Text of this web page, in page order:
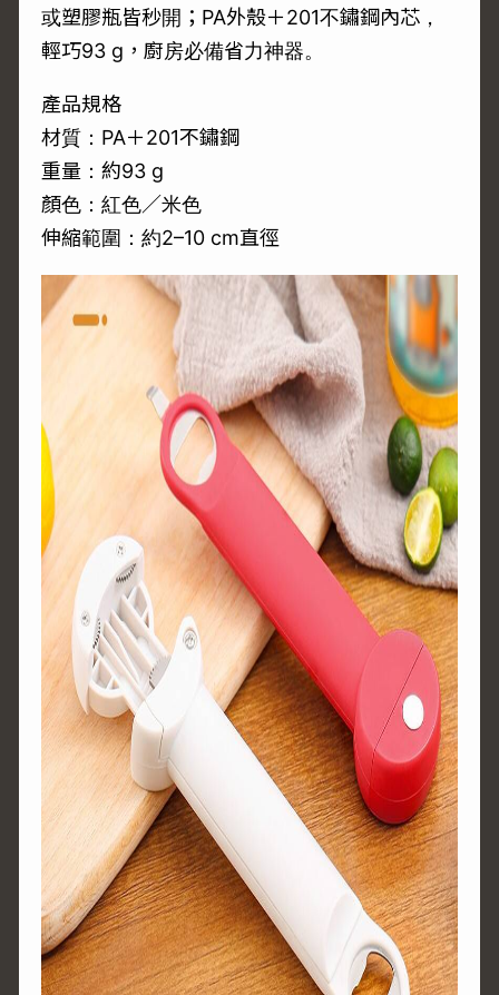
或塑膠瓶皆秒開；PA外殼＋201不鏽鋼內芯，
輕巧93 g，廚房必備省力神器。
產品規格
材質：PA＋201不鏽鋼
重量：約93 g
顏色：紅色／米色
伸縮範圍：約2–10 cm直徑